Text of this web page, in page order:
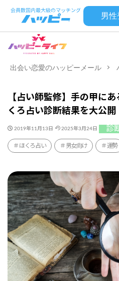
男性
出会い恋愛のハッピーメール
【占い師監修】手の甲に
くろ占い診断結果を大公開
2019年11月13日 2025年3月24日 診
ほくろ占い 男女向け 運勢